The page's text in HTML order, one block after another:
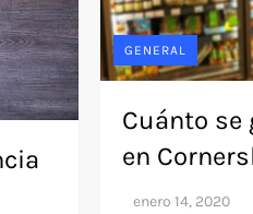
GENERAL
Cuánto se
en